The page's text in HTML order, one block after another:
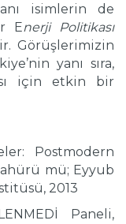
isimlerin de
Enerji Politikası
Görüşlerimizin
yanı sıra,
için etkin bir
Postmodern
mü; Eyyub
2013
Paneli,